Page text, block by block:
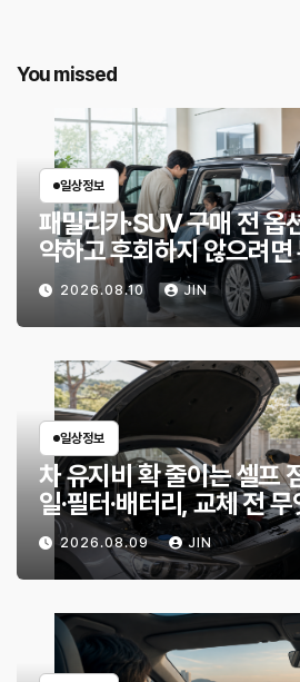
You missed
일상정보
패밀리카·SUV 구매 전 옵
약하고 후회하지 않으려
할까?
2026.08.10 JIN
일상정보
차 유지비 확 줄이는 셀프
일·필터·배터리, 교체 전
2026.08.09 JIN